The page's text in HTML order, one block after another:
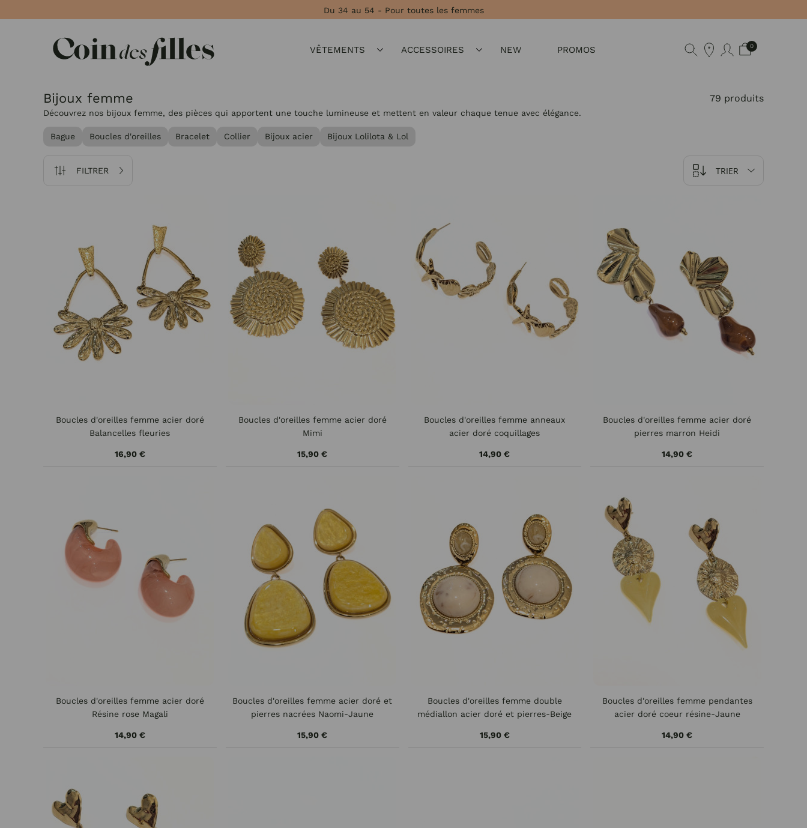
Du 34 au 54 - Pour toutes les femmes
VÊTEMENTS ACCESSOIRES NEW PROMOS 0
Bijoux femme 79 produits
Découvrez nos bijoux femme, des pièces qui apportent une touche lumineuse et mettent en valeur chaque tenue avec élégance.
Bague Boucles d'oreilles Bracelet Collier Bijoux acier Bijoux Lolilota & Lol
FILTRER TRIER
Boucles d'oreilles femme acier doré
Balancelles fleuries
16,90 €
Boucles d'oreilles femme acier doré
Mimi
15,90 €
Boucles d'oreilles femme anneaux
acier doré coquillages
14,90 €
Boucles d'oreilles femme acier doré
pierres marron Heidi
14,90 €
Boucles d'oreilles femme acier doré
Résine rose Magali
14,90 €
Boucles d'oreilles femme acier doré et
pierres nacrées Naomi-Jaune
15,90 €
Boucles d'oreilles femme double
médiallon acier doré et pierres-Beige
15,90 €
Boucles d'oreilles femme pendantes
acier doré coeur résine-Jaune
14,90 €